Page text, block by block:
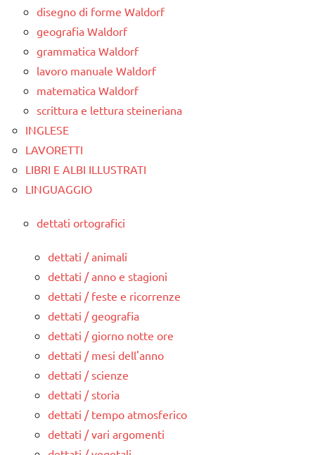
disegno di forme Waldorf
geografia Waldorf
grammatica Waldorf
lavoro manuale Waldorf
matematica Waldorf
scrittura e lettura steineriana
INGLESE
LAVORETTI
LIBRI E ALBI ILLUSTRATI
LINGUAGGIO
dettati ortografici
dettati / animali
dettati / anno e stagioni
dettati / feste e ricorrenze
dettati / geografia
dettati / giorno notte ore
dettati / mesi dell'anno
dettati / scienze
dettati / storia
dettati / tempo atmosferico
dettati / vari argomenti